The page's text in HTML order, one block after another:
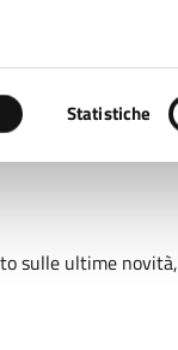
Statistiche
sulle ultime novità,